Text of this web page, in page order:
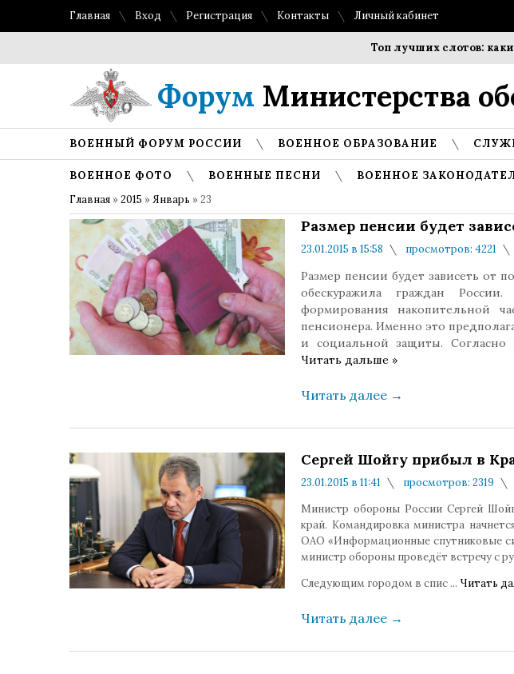
Главная Вход Регистрация Контакты Личный кабинет
Топ лучших слотов: какие
Форум Министерства
ВОЕННЫЙ ФОРУМ РОССИИ ВОЕННОЕ ОБРАЗОВАНИЕ
ВОЕННОЕ ФОТО ВОЕННЫЕ ПЕСНИ ВОЕННОЕ
Главная »2015 »Январь »23
Размер пенсии будет
23.01.2015 в 15:58 просмотров: 4221
Размер пенсии будет зависеть от
обескуражила граждан
формирования накопительной
пенсионера. Именно это
и социальной защиты. Согласно
Читать дальше »
Читать далее →
Сергей Шойгу прибыл в
23.01.2015 в 11:41 просмотров: 2319
Министр обороны России Сергей
край. Командировка министра
ОАО «Информационные спутниковые
министр обороны проведёт встречу с
Следующим городом в спис ... Читать
Читать далее →